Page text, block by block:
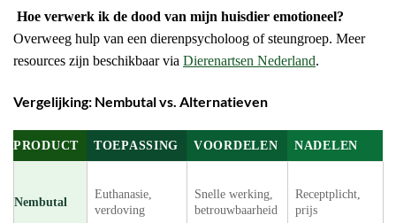
Hoe verwerk ik de dood van mijn huisdier emotioneel?
Overweeg hulp van een dierenpsycholoog of steungroep. Meer
resources zijn beschikbaar via Dierenartsen Nederland.
Vergelijking: Nembutal vs. Alternatieven
PRODUCT TOEPASSING VOORDELEN NADELEN
Nembutal
Euthanasie,
verdoving
Snelle werking,
betrouwbaarheid
Receptplicht,
prijs